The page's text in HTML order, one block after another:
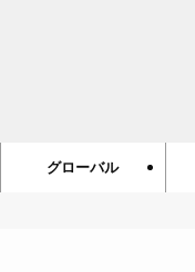
グローバル